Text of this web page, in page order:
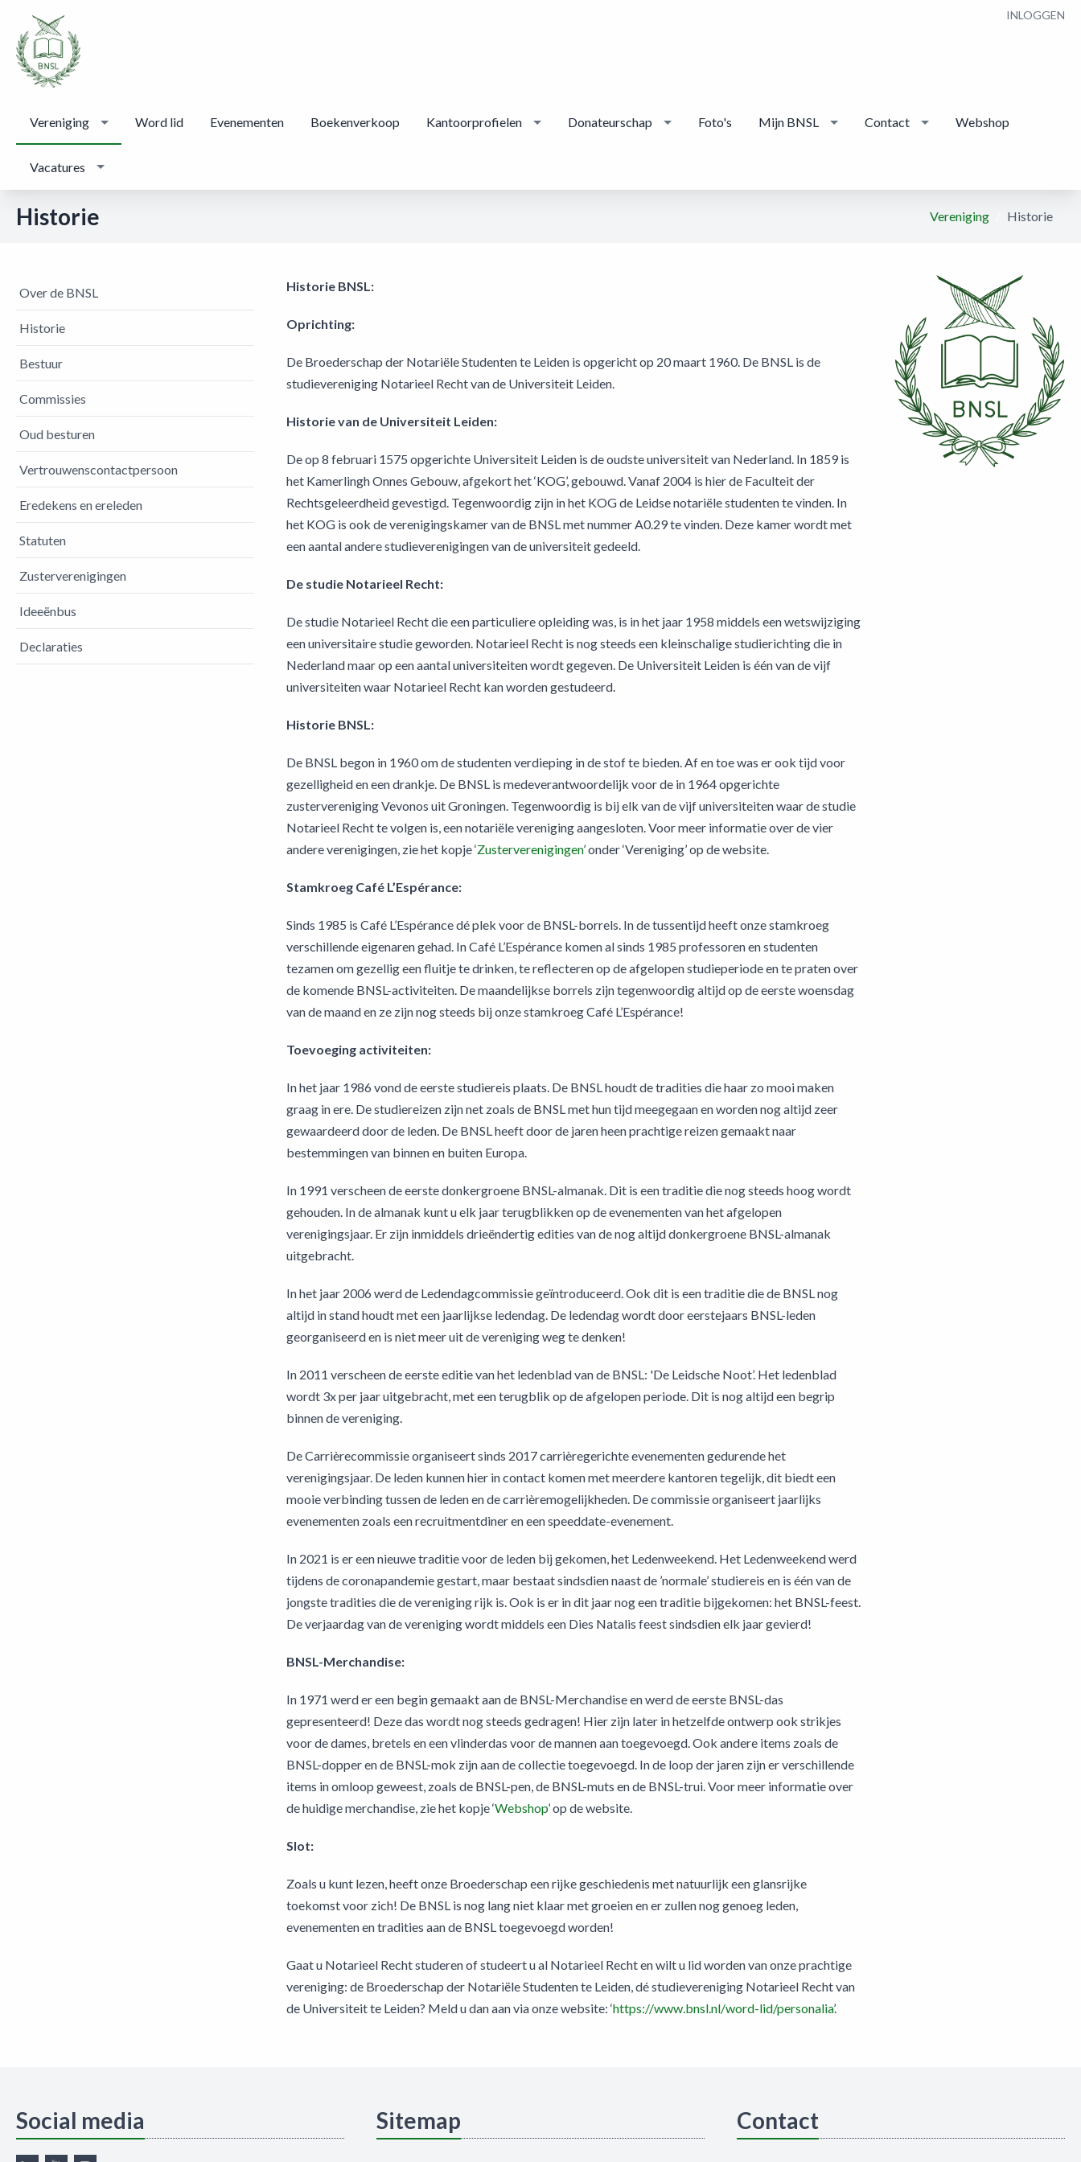
INLOGGEN
Vereniging Word lid Evenementen Boekenverkoop Kantoorprofielen Donateurschap Foto's Mijn BNSL Contact Webshop
Vacatures
Vereniging Historie
Historie
Over de BNSL
Historie
Bestuur
Commissies
Oud besturen
Vertrouwenscontactpersoon
Eredekens en ereleden
Statuten
Zusterverenigingen
Ideeënbus
Declaraties
Historie BNSL:
Oprichting:
De Broederschap der Notariële Studenten te Leiden is opgericht op 20 maart 1960. De BNSL is de
studievereniging Notarieel Recht van de Universiteit Leiden.
Historie van de Universiteit Leiden:
De op 8 februari 1575 opgerichte Universiteit Leiden is de oudste universiteit van Nederland. In 1859 is
het Kamerlingh Onnes Gebouw, afgekort het ‘KOG’, gebouwd. Vanaf 2004 is hier de Faculteit der
Rechtsgeleerdheid gevestigd. Tegenwoordig zijn in het KOG de Leidse notariële studenten te vinden. In
het KOG is ook de verenigingskamer van de BNSL met nummer A0.29 te vinden. Deze kamer wordt met
een aantal andere studieverenigingen van de universiteit gedeeld.
De studie Notarieel Recht:
De studie Notarieel Recht die een particuliere opleiding was, is in het jaar 1958 middels een wetswijziging
een universitaire studie geworden. Notarieel Recht is nog steeds een kleinschalige studierichting die in
Nederland maar op een aantal universiteiten wordt gegeven. De Universiteit Leiden is één van de vijf
universiteiten waar Notarieel Recht kan worden gestudeerd.
Historie BNSL:
De BNSL begon in 1960 om de studenten verdieping in de stof te bieden. Af en toe was er ook tijd voor
gezelligheid en een drankje. De BNSL is medeverantwoordelijk voor de in 1964 opgerichte
zustervereniging Vevonos uit Groningen. Tegenwoordig is bij elk van de vijf universiteiten waar de studie
Notarieel Recht te volgen is, een notariële vereniging aangesloten. Voor meer informatie over de vier
andere verenigingen, zie het kopje ‘Zusterverenigingen’ onder ‘Vereniging’ op de website.
Stamkroeg Café L’Espérance:
Sinds 1985 is Café L’Espérance dé plek voor de BNSL-borrels. In de tussentijd heeft onze stamkroeg
verschillende eigenaren gehad. In Café L’Espérance komen al sinds 1985 professoren en studenten
tezamen om gezellig een fluitje te drinken, te reflecteren op de afgelopen studieperiode en te praten over
de komende BNSL-activiteiten. De maandelijkse borrels zijn tegenwoordig altijd op de eerste woensdag
van de maand en ze zijn nog steeds bij onze stamkroeg Café L’Espérance!
Toevoeging activiteiten:
In het jaar 1986 vond de eerste studiereis plaats. De BNSL houdt de tradities die haar zo mooi maken
graag in ere. De studiereizen zijn net zoals de BNSL met hun tijd meegegaan en worden nog altijd zeer
gewaardeerd door de leden. De BNSL heeft door de jaren heen prachtige reizen gemaakt naar
bestemmingen van binnen en buiten Europa.
In 1991 verscheen de eerste donkergroene BNSL-almanak. Dit is een traditie die nog steeds hoog wordt
gehouden. In de almanak kunt u elk jaar terugblikken op de evenementen van het afgelopen
verenigingsjaar. Er zijn inmiddels drieëndertig edities van de nog altijd donkergroene BNSL-almanak
uitgebracht.
In het jaar 2006 werd de Ledendagcommissie geïntroduceerd. Ook dit is een traditie die de BNSL nog
altijd in stand houdt met een jaarlijkse ledendag. De ledendag wordt door eerstejaars BNSL-leden
georganiseerd en is niet meer uit de vereniging weg te denken!
In 2011 verscheen de eerste editie van het ledenblad van de BNSL: 'De Leidsche Noot’. Het ledenblad
wordt 3x per jaar uitgebracht, met een terugblik op de afgelopen periode. Dit is nog altijd een begrip
binnen de vereniging.
De Carrièrecommissie organiseert sinds 2017 carrièregerichte evenementen gedurende het
verenigingsjaar. De leden kunnen hier in contact komen met meerdere kantoren tegelijk, dit biedt een
mooie verbinding tussen de leden en de carrièremogelijkheden. De commissie organiseert jaarlijks
evenementen zoals een recruitmentdiner en een speeddate-evenement.
In 2021 is er een nieuwe traditie voor de leden bij gekomen, het Ledenweekend. Het Ledenweekend werd
tijdens de coronapandemie gestart, maar bestaat sindsdien naast de ’normale’ studiereis en is één van de
jongste tradities die de vereniging rijk is. Ook is er in dit jaar nog een traditie bijgekomen: het BNSL-feest.
De verjaardag van de vereniging wordt middels een Dies Natalis feest sindsdien elk jaar gevierd!
BNSL-Merchandise:
In 1971 werd er een begin gemaakt aan de BNSL-Merchandise en werd de eerste BNSL-das
gepresenteerd! Deze das wordt nog steeds gedragen! Hier zijn later in hetzelfde ontwerp ook strikjes
voor de dames, bretels en een vlinderdas voor de mannen aan toegevoegd. Ook andere items zoals de
BNSL-dopper en de BNSL-mok zijn aan de collectie toegevoegd. In de loop der jaren zijn er verschillende
items in omloop geweest, zoals de BNSL-pen, de BNSL-muts en de BNSL-trui. Voor meer informatie over
de huidige merchandise, zie het kopje ‘Webshop’ op de website.
Slot:
Zoals u kunt lezen, heeft onze Broederschap een rijke geschiedenis met natuurlijk een glansrijke
toekomst voor zich! De BNSL is nog lang niet klaar met groeien en er zullen nog genoeg leden,
evenementen en tradities aan de BNSL toegevoegd worden!
Gaat u Notarieel Recht studeren of studeert u al Notarieel Recht en wilt u lid worden van onze prachtige
vereniging: de Broederschap der Notariële Studenten te Leiden, dé studievereniging Notarieel Recht van
de Universiteit te Leiden? Meld u dan aan via onze website: ‘https://www.bnsl.nl/word-lid/personalia’.
Social media Sitemap Contact